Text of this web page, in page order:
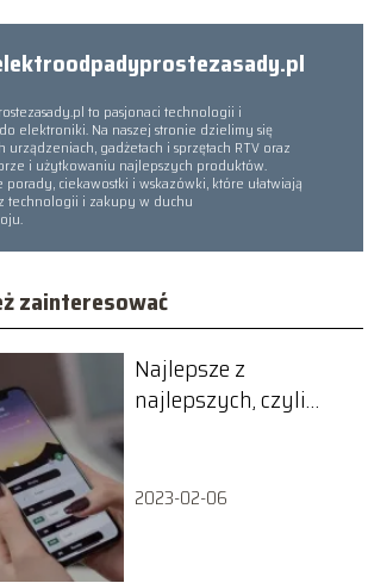
to pasjonaci technologii i
elektroniki. Na naszej stronie dzielimy się
gadżetach i sprzętach RTV oraz
i użytkowaniu najlepszych produktów.
ciekawostki i wskazówki, które ułatwiają
technologii i zakupy w duchu
zainteresować
Najlepsze z
najlepszych, czyli
2023-02-06